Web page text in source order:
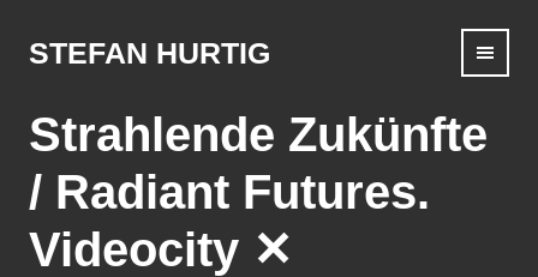
content
STEFAN HURTIG
Strahlende Zukünfte
/ Radiant Futures.
Videocity ✕